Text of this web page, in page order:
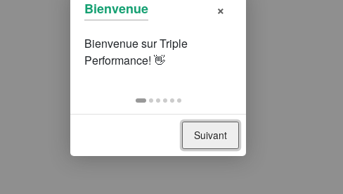
Bienvenue ×
Suivant